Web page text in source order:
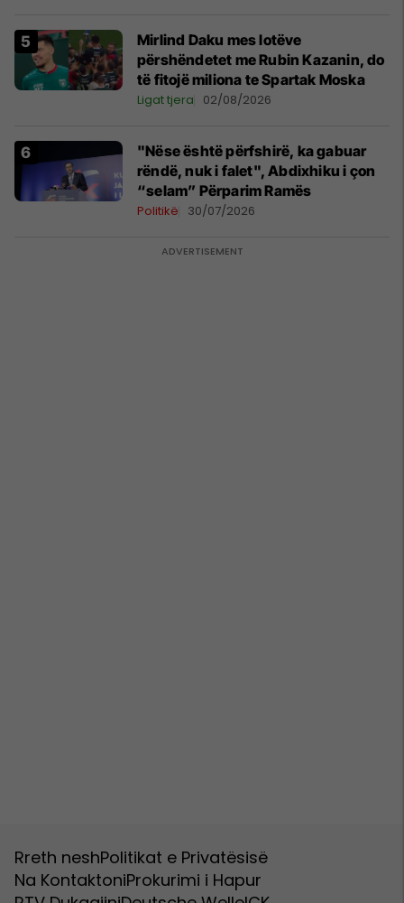
Mirlind Daku mes lotëve
përshëndetet me Rubin Kazanin, do
të fitojë miliona te Spartak Moska
Ligat tjera 02/08/2026
"Nëse është përfshirë, ka gabuar
rëndë, nuk i falet", Abdixhiku i çon
“selam” Përparim Ramës
Politikë 30/07/2026
Rreth neshPolitikat e Privatësisë
Na KontaktoniProkurimi i Hapur